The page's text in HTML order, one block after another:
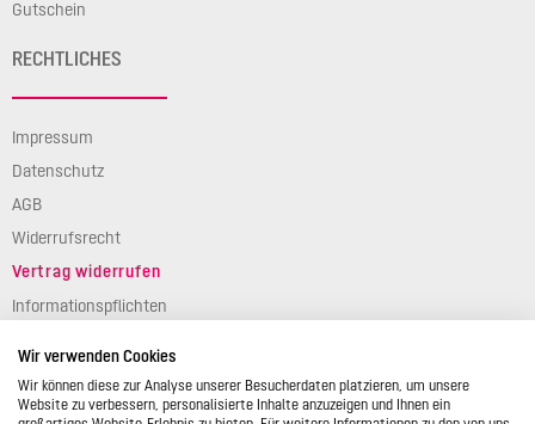
Gutschein
RECHTLICHES
Impressum
Datenschutz
AGB
Widerrufsrecht
Vertrag widerrufen
Informationspflichten
Wir verwenden Cookies
Wir können diese zur Analyse unserer Besucherdaten platzieren, um unsere
Website zu verbessern, personalisierte Inhalte anzuzeigen und Ihnen ein